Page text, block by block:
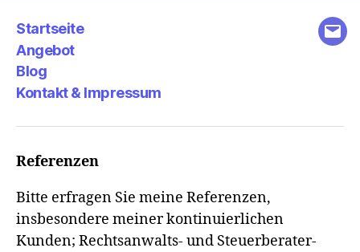
Startseite
Angebot
Blog
Kontakt & Impressum
E-
Referenzen
Bitte erfragen Sie meine Referenzen,
insbesondere meiner kontinuierlichen
Kunden; Rechtsanwalts- und Steuerberater-